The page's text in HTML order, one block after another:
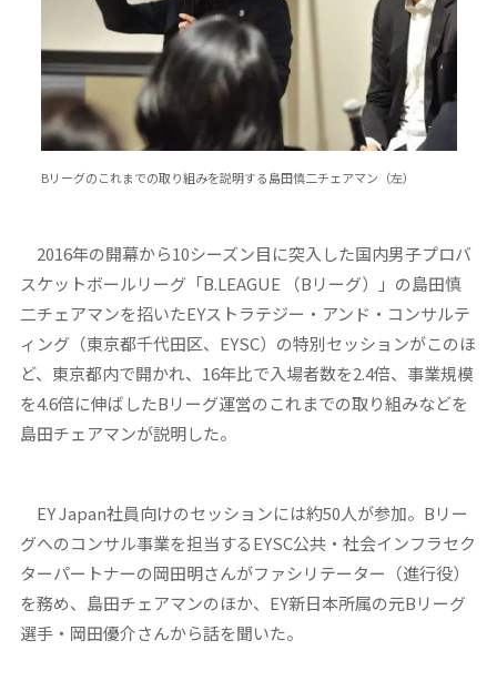
Bリーグのこれまでの取り組みを説明する島田慎二チェアマン（左）
2016年の開幕から10シーズン目に突入した国内男子プロバ
スケットボールリーグ「B.LEAGUE （Bリーグ）」の島田慎
二チェアマンを招いたEYストラテジー・アンド・コンサルテ
ィング（東京都千代田区、EYSC）の特別セッションがこのほ
ど、東京都内で開かれ、16年比で入場者数を2.4倍、事業規模
を4.6倍に伸ばしたBリーグ運営のこれまでの取り組みなどを
島田チェアマンが説明した。
EY Japan社員向けのセッションには約50人が参加。Bリー
グへのコンサル事業を担当するEYSC公共・社会インフラセク
ターパートナーの岡田明さんがファシリテーター（進行役）
を務め、島田チェアマンのほか、EY新日本所属の元Bリーグ
選手・岡田優介さんから話を聞いた。